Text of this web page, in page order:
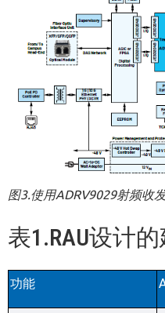
图3.使用ADRV9029射频收
表1.RAU设计
功能